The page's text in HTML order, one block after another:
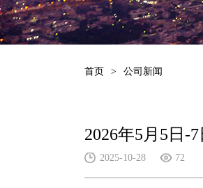
首页 > 公司新闻
2026年5月5日-
2025-10-28 72